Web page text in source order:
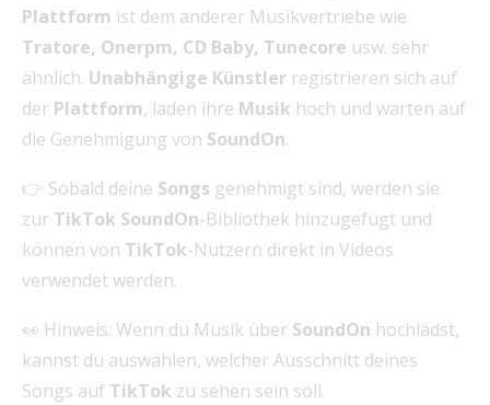
Plattform ist dem anderer Musikvertriebe wie
Tratore, Onerpm, CD Baby, Tunecore usw. sehr
ähnlich. Unabhängige Künstler registrieren sich auf
der Plattform, laden ihre Musik hoch und warten auf
die Genehmigung von SoundOn.
👉 Sobald deine Songs genehmigt sind, werden sie
zur TikTok SoundOn-Bibliothek hinzugefügt und
können von TikTok-Nutzern direkt in Videos
verwendet werden.
👀 Hinweis: Wenn du Musik über SoundOn hochlädst,
kannst du auswählen, welcher Ausschnitt deines
Songs auf TikTok zu sehen sein soll.